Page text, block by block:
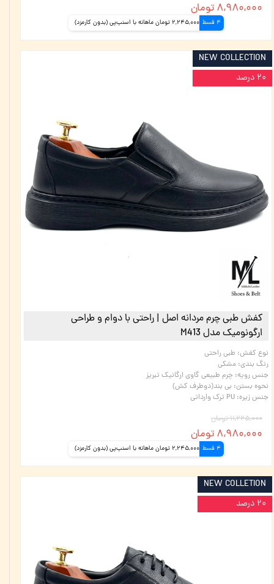
۸,۹۸۰,۰۰۰ تومان
4 قسط 2,245,000 تومان ماهانه با اسنپ‌پی (بدون کارمزد)
کفش طبی چرم مردانه اصل | راحتی با دوام و طراحی
ارگونومیک مدل M413
نوع کفش: طبی راحتی
رنگ بندی: مشکی
جنس رویه: چرم طبیعی گاوی ارگانیک تبریز
نحوه بستن: بی بند(دوطرف کش)
جنس زیره: PU ترک وارداتی
۱۱,۲۲۵,۰۰۰ تومان
۸,۹۸۰,۰۰۰ تومان
4 قسط 2,245,000 تومان ماهانه با اسنپ‌پی (بدون کارمزد)
NEW COLLECTION
۲۰ درصد
NEW COLLETION
۲۰ درصد